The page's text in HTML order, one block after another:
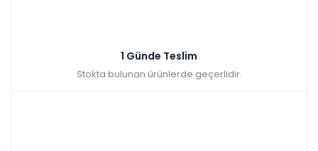
1 Günde Teslim
Stokta bulunan ürünlerde geçerlidir.